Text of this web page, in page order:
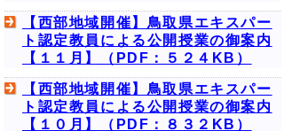
【西部地域開催】鳥取県エキスパー
ト認定教員による公開授業の御案内
【１１月】（PDF：５２４KB）
【西部地域開催】鳥取県エキスパー
ト認定教員による公開授業の御案内
【１０月】（PDF：８３２KB）